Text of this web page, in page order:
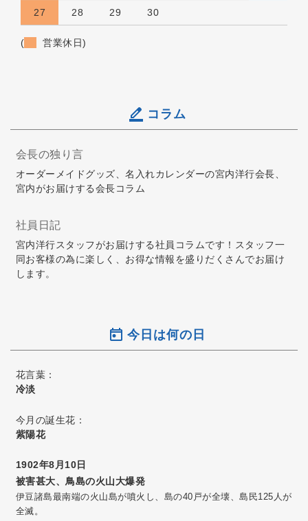
27 28 29 30
( 営業休日)
コラム
会長の独り言
オーダーメイドグッズ、名入れカレンダーの宮内洋行会長、
宮内がお届けする会長コラム
社員日記
宮内洋行スタッフがお届けする社員コラムです！スタッフ一
同お客様の為に楽しく、お得な情報を盛りだくさんでお届け
します。
今日は何の日
花言葉：
冷淡
今月の誕生花：
紫陽花
1902年8月10日
被害甚大、鳥島の火山大爆発
伊豆諸島最南端の火山島が噴火し、島の40戸が全壊、島民125人が
全滅。